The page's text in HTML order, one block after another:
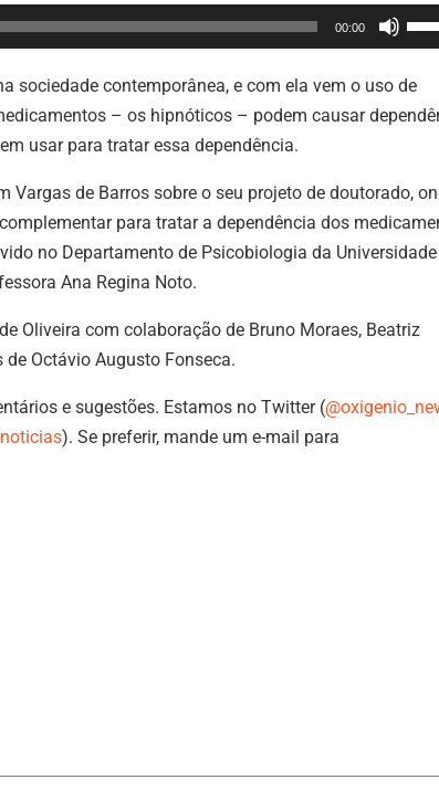
00:00
Use
as
setas
para
sociedade contemporânea, e com ela vem o uso de
– os hipnóticos – podem causar
usar para tratar essa dependência.
de Barros sobre o seu projeto de doutorado,
para tratar a dependência dos
no Departamento de Psicobiologia da Universidade
Ana Regina Noto.
Oliveira com colaboração de Bruno Moraes, Beatriz
Octávio Augusto Fonseca.
e sugestões. Estamos no Twitter (
). Se preferir, mande um e-mail para